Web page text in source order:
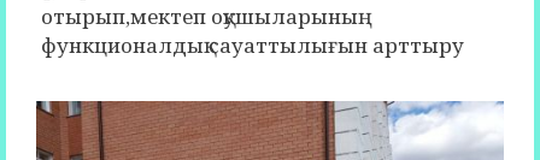
отырып,мектеп оқушыларының
функционалдық сауаттылығын арттыру